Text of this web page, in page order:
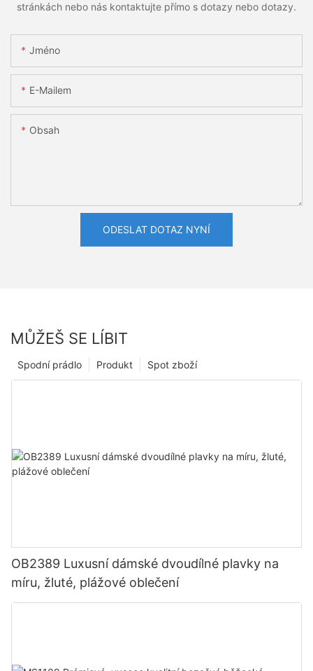
stránkách nebo nás kontaktujte přímo s dotazy nebo dotazy.
Jméno
E-Mailem
Obsah
ODESLAT DOTAZ NYNÍ
MŮŽEŠ SE LÍBIT
Spot zboží
Produkt
Spodní prádlo
OB2389 Luxusní dámské dvoudílné plavky na
míru, žluté, plážové oblečení